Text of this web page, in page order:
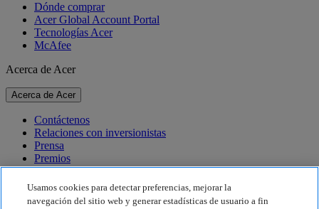
Dónde comprar
Acer Global Account Portal
Tecnologías Acer
McAfee
Acerca de Acer
Acerca de Acer
Contáctenos
Relaciones con inversionistas
Prensa
Premios
Eventos
Sostenibilidad
Usamos cookies para detectar preferencias, mejorar la
navegación del sitio web y generar estadísticas de usuario a fin